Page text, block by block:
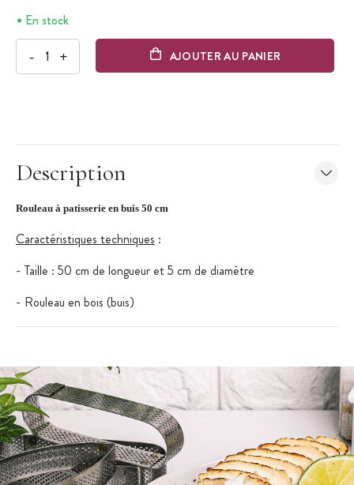
En stock
- + AJOUTER AU PANIER
Description
Rouleau à patisserie en buis 50 cm
Caractéristiques techniques :
- Taille : 50 cm de longueur et 5 cm de diamètre
- Rouleau en bois (buis)